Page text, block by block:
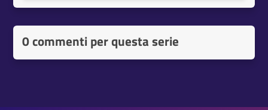
0 commenti per questa serie